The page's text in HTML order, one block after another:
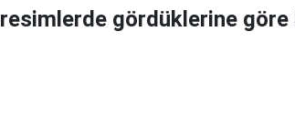
resimlerde gördüklerine